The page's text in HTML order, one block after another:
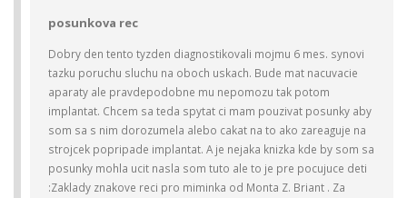
posunkova rec
Dobry den tento tyzden diagnostikovali mojmu 6 mes. synovi
tazku poruchu sluchu na oboch uskach. Bude mat nacuvacie
aparaty ale pravdepodobne mu nepomozu tak potom
implantat. Chcem sa teda spytat ci mam pouzivat posunky aby
som sa s nim dorozumela alebo cakat na to ako zareaguje na
strojcek popripade implantat. A je nejaka knizka kde by som sa
posunky mohla ucit nasla som tuto ale to je pre pocujuce deti
:Zaklady znakove reci pro miminka od Monta Z. Briant . Za